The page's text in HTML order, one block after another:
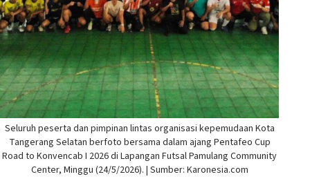
Seluruh peserta dan pimpinan lintas organisasi kepemudaan Kota
Tangerang Selatan berfoto bersama dalam ajang Pentafeo Cup
Road to Konvencab I 2026 di Lapangan Futsal Pamulang Community
Center, Minggu (24/5/2026). | Sumber: Karonesia.com